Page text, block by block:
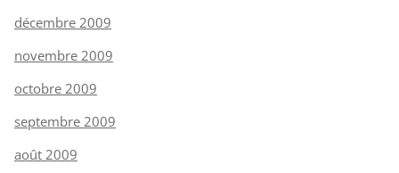
décembre 2009
novembre 2009
octobre 2009
septembre 2009
août 2009